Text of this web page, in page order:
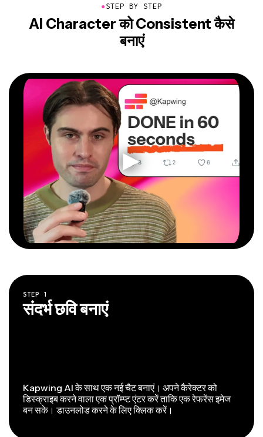
●STEP BY STEP
AI Character को Consistent कैसे
बनाएं
STEP 1
संदर्भ छवि बनाएं
Kapwing AI के साथ एक नई चैट बनाएं। अपने कैरेक्टर को
डिस्क्राइब करने वाला एक प्रॉम्प्ट एंटर करें ताकि एक रेफरेंस इमेज
बन सके। डाउनलोड करने के लिए क्लिक करें।